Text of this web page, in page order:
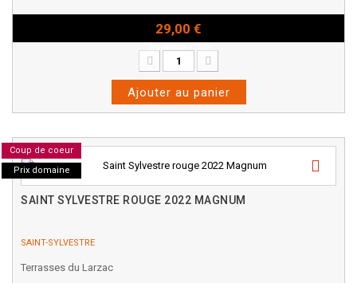
29,00 €
Ajouter au panier
Coup de coeur
Prix domaine
SAINT SYLVESTRE ROUGE 2022 MAGNUM
SAINT-SYLVESTRE
Terrasses du Larzac